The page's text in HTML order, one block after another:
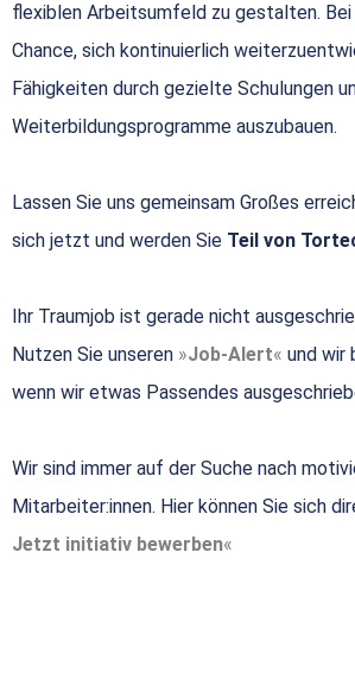
flexiblen Arbeitsumfeld zu gestalten. Bei
Chance, sich kontinuierlich
Fähigkeiten durch gezielte Schulungen
Weiterbildungsprogramme auszubauen.
Lassen Sie uns gemeinsam Großes
sich jetzt und werden Sie Teil von
Ihr Traumjob ist gerade nicht
Nutzen Sie unseren
Job-Alert
und wir
wenn wir etwas Passendes
Wir sind immer auf der Suche nach
Mitarbeiter:innen. Hier können Sie sich
Jetzt initiativ bewerben